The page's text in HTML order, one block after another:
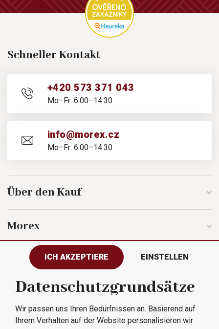
Schneller Kontakt
+420 573 371 043
Mo–Fr: 6:00–14:30
info@morex.cz
Mo–Fr: 6:00–14:30
Über den Kauf
Morex
Folgen Sie uns
Alle Rechte vorbehalten © 2023
Morex, spol. s r.o.
ICH AKZEPTIERE EINSTELLEN
Datenschutzgrundsätze
Wir passen uns Ihren Bedürfnissen an. Basierend auf
Ihrem Verhalten auf der Website personalisieren wir